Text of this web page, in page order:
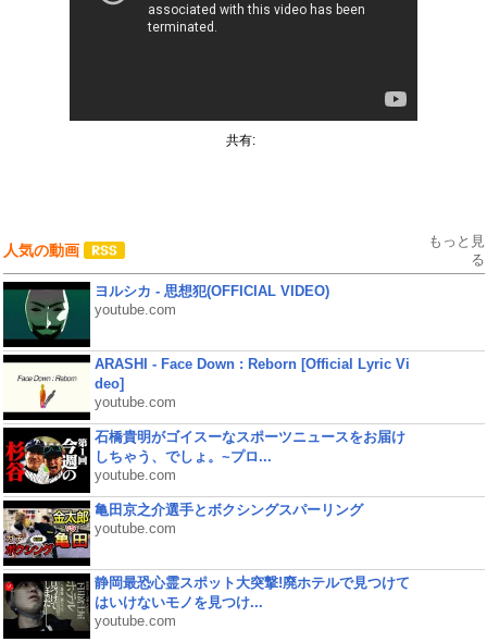
共有:
人気の動画
もっと見
る
ヨルシカ - 思想犯(OFFICIAL VIDEO)
youtube.com
ARASHI - Face Down : Reborn [Official Lyric Vi
deo]
youtube.com
石橋貴明がゴイスーなスポーツニュースをお届け
しちゃう、でしょ。~プロ...
youtube.com
亀田京之介選手とボクシングスパーリング
youtube.com
静岡最恐心霊スポット大突撃!廃ホテルで見つけて
はいけないモノを見つけ...
youtube.com